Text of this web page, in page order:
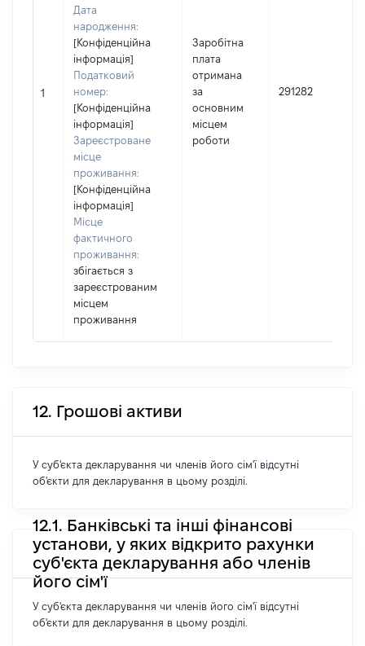
1
Дата
народження:
[Конфіденційна
інформація]
Податковий
номер:
[Конфіденційна
інформація]
Зареєстроване
місце
проживання:
[Конфіденційна
інформація]
Місце
фактичного
проживання:
збігається з
зареєстрованим
місцем
проживання
Заробітна
плата
отримана
за
основним
місцем
роботи
291282
12. Грошові активи
У суб'єкта декларування чи членів його сім'ї відсутні
об'єкти для декларування в цьому розділі.
12.1. Банківські та інші фінансові
установи, у яких відкрито рахунки
суб'єкта декларування або членів
його сім'ї
У суб'єкта декларування чи членів його сім'ї відсутні
об'єкти для декларування в цьому розділі.